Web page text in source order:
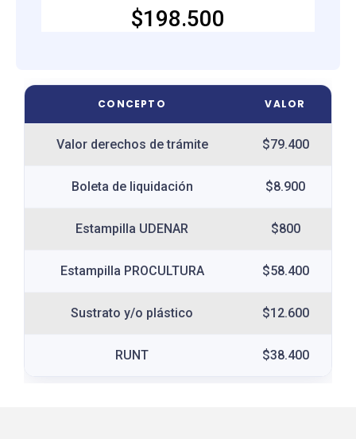
$198.500
CONCEPTO VALOR
Valor derechos de trámite $79.400
Boleta de liquidación $8.900
Estampilla UDENAR $800
Estampilla PROCULTURA $58.400
Sustrato y/o plástico $12.600
RUNT $38.400